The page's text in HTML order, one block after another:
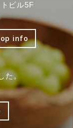
ビル5F
info
た。